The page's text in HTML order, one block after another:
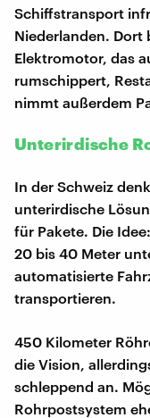
Schiffstransport
Niederlanden.
Elektromotor, das
rumschippert,
nimmt außerdem
Unterirdische
In der Schweiz
unterirdische
für Pakete. Die
20 bis 40 Meter
automatisierte
transportieren.
450 Kilometer
die Vision,
schleppend an.
Rohrpostsystem